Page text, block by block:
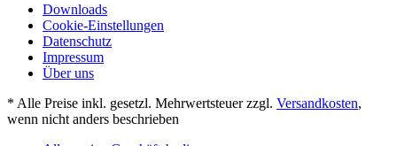
Downloads
Cookie-Einstellungen
Datenschutz
Impressum
Über uns
* Alle Preise inkl. gesetzl. Mehrwertsteuer zzgl. Versandkosten,
wenn nicht anders beschrieben